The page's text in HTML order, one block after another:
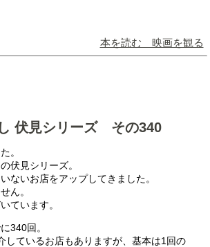
本を読む 映画を観る
伏見シリーズ その340
。
伏見シリーズ。
ないお店をアップしてきました。
ん。
ています。
340回。
しているお店もありますが、基本は1回の